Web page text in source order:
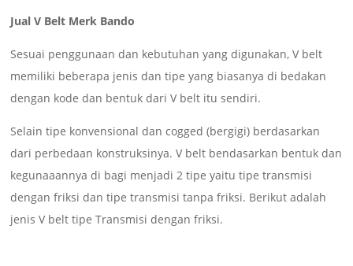
Jual V Belt Merk Bando
Sesuai penggunaan dan kebutuhan yang digunakan, V belt
memiliki beberapa jenis dan tipe yang biasanya di bedakan
dengan kode dan bentuk dari V belt itu sendiri.
Selain tipe konvensional dan cogged (bergigi) berdasarkan
dari perbedaan konstruksinya. V belt bendasarkan bentuk dan
kegunaaannya di bagi menjadi 2 tipe yaitu tipe transmisi
dengan friksi dan tipe transmisi tanpa friksi. Berikut adalah
jenis V belt tipe Transmisi dengan friksi.